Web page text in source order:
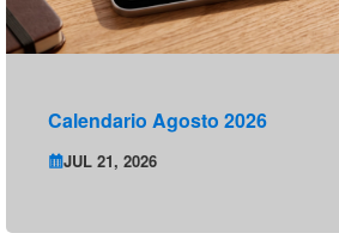
Calendario Agosto 2026
JUL 21, 2026